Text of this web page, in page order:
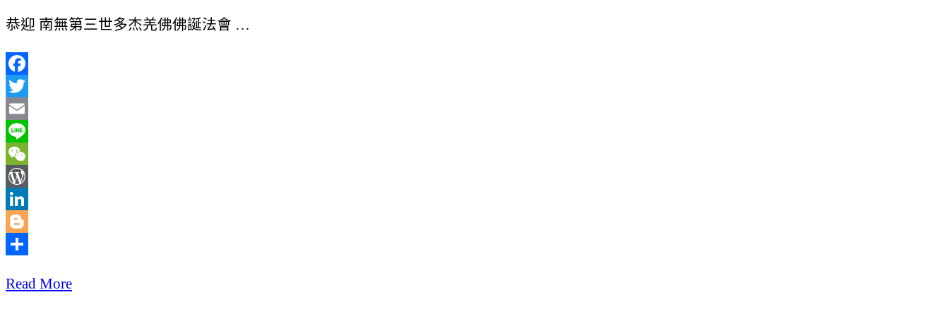
恭迎 南無第三世多杰羌佛佛誕法會 …
Facebook
Twitter
Email
Line
WeChat
WordPress
LinkedIn
Blogger
享
Read More